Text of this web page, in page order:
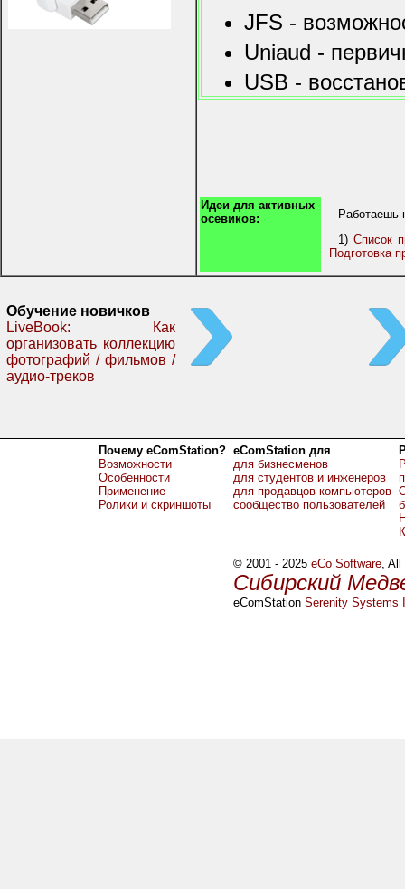
JFS -
Uniaud -
USB -
Идеи для активных
осевиков:
Работаешь
1)Список
Подготовка
Обучение новичков
LiveBook: Как
организовать коллекцию
фотографий / фильмов /
аудио-треков
Почему eComStation?
Возможности
Особенности
Применение
Ролики и скриншоты
eComStation для
для бизнесменов
для студентов и инженеров
для продавцов компьютеров
сообщество пользователей
© 2001 - 2025eCo Software, All
Сибирский
eComStationSerenity Systems